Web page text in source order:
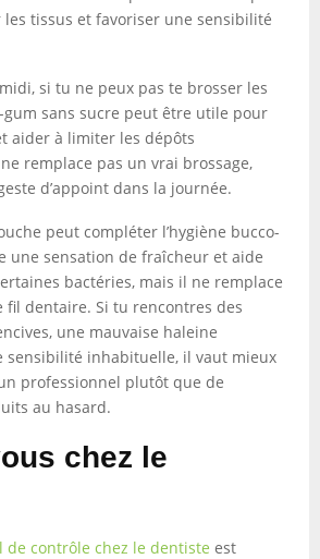
tissus et favoriser une sensibilité
si tu ne peux pas te brosser les
sans sucre peut être utile pour
aider à limiter les dépôts
remplace pas un vrai brossage,
d’appoint dans la journée.
peut compléter l’hygiène bucco-
une sensation de fraîcheur et aide
bactéries, mais il ne remplace
fil dentaire. Si tu rencontres des
une mauvaise haleine
sensibilité inhabituelle, il vaut mieux
professionnel plutôt que de
au hasard.
chez le
de contrôle chez le dentiste est